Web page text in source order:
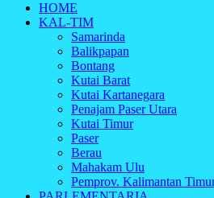
HOME
KAL-TIM
Samarinda
Balikpapan
Bontang
Kutai Barat
Kutai Kartanegara
Penajam Paser Utara
Kutai Timur
Paser
Berau
Mahakam Ulu
Pemprov. Kalimantan